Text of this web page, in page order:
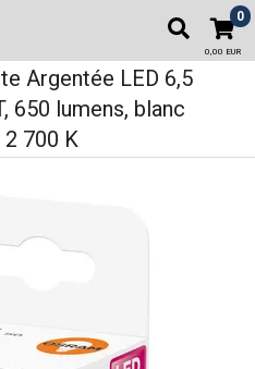
0
0,00 EUR
Argentée LED 6,5
650 lumens, blanc
2 700 K